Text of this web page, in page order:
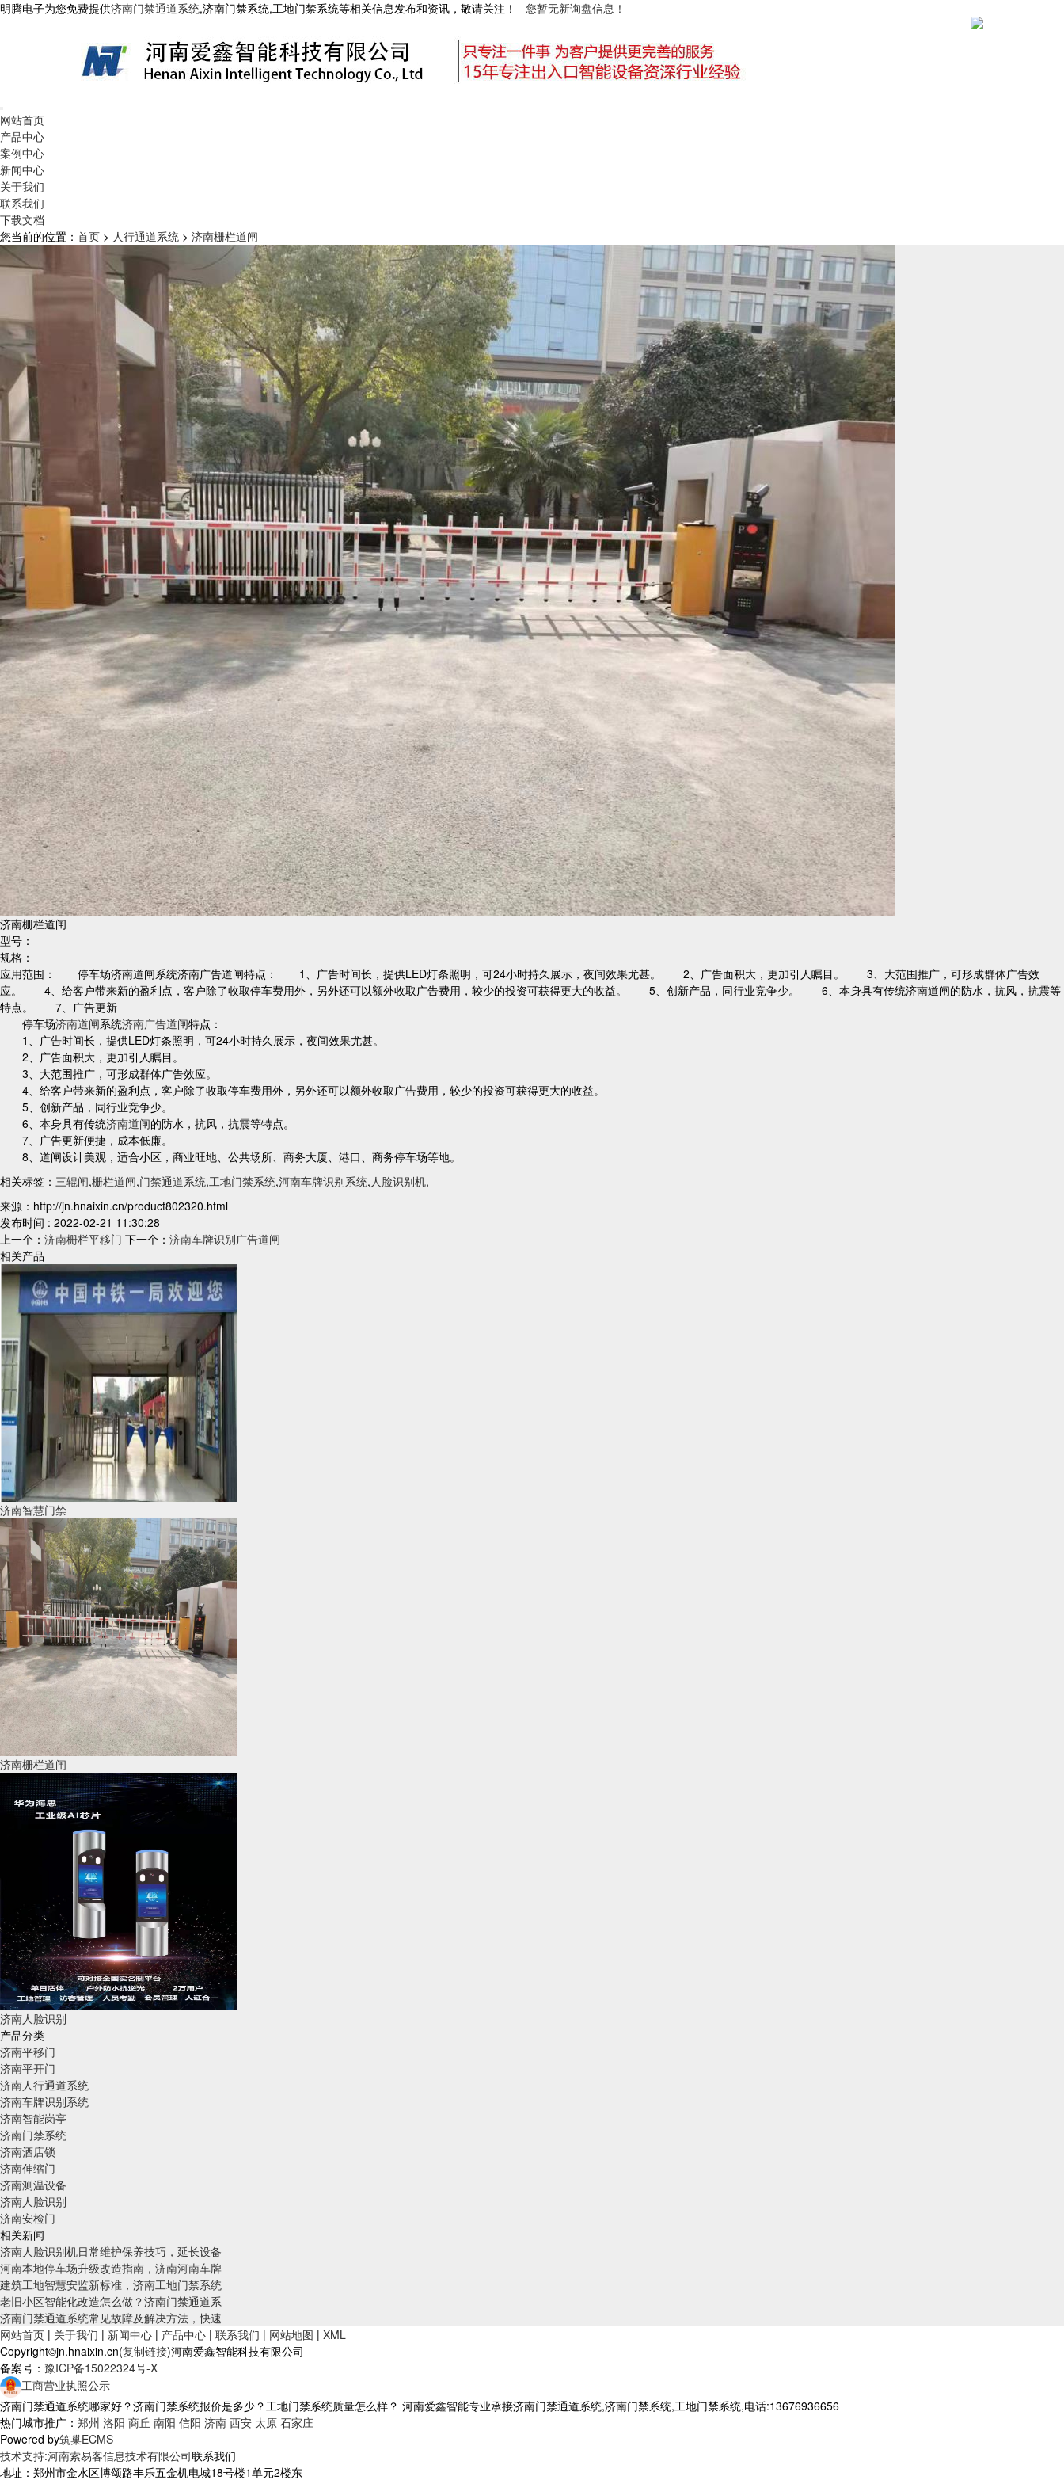
明腾电子为您免费提供济南门禁通道系统,济南门禁系统,工地门禁系统等相关信息发布和资讯，敬请关注！ 您暂无新询盘信息！
网站首页
产品中心
案例中心
新闻中心
关于我们
联系我们
下载文档
您当前的位置： 首页 > 人行通道系统 > 济南栅栏道闸
济南栅栏道闸
型号：
规格：
应用范围： 停车场济南道闸系统济南广告道闸特点： 1、广告时间长，提供LED灯条照明，可24小时持久展示，夜间效果尤甚。 2、广告面积大，更加引人瞩目。 3、大范围推广，可形成群体广告效
应。 4、给客户带来新的盈利点，客户除了收取停车费用外，另外还可以额外收取广告费用，较少的投资可获得更大的收益。 5、创新产品，同行业竞争少。 6、本身具有传统济南道闸的防水，抗风，抗震等
特点。 7、广告更新
停车场济南道闸系统济南广告道闸特点：
1、广告时间长，提供LED灯条照明，可24小时持久展示，夜间效果尤甚。
2、广告面积大，更加引人瞩目。
3、大范围推广，可形成群体广告效应。
4、给客户带来新的盈利点，客户除了收取停车费用外，另外还可以额外收取广告费用，较少的投资可获得更大的收益。
5、创新产品，同行业竞争少。
6、本身具有传统济南道闸的防水，抗风，抗震等特点。
7、广告更新便捷，成本低廉。
8、道闸设计美观，适合小区，商业旺地、公共场所、商务大厦、港口、商务停车场等地。
相关标签： 三辊闸,栅栏道闸,门禁通道系统,工地门禁系统,河南车牌识别系统,人脸识别机,
来源：http://jn.hnaixin.cn/product802320.html
发布时间 : 2022-02-21 11:30:28
上一个： 济南栅栏平移门 下一个： 济南车牌识别广告道闸
相关产品
济南智慧门禁
济南栅栏道闸
济南人脸识别
产品分类
济南平移门
济南平开门
济南人行通道系统
济南车牌识别系统
济南智能岗亭
济南门禁系统
济南酒店锁
济南伸缩门
济南测温设备
济南人脸识别
济南安检门
相关新闻
济南人脸识别机日常维护保养技巧，延长设备
河南本地停车场升级改造指南，济南河南车牌
建筑工地智慧安监新标准，济南工地门禁系统
老旧小区智能化改造怎么做？济南门禁通道系
济南门禁通道系统常见故障及解决方法，快速
网站首页 | 关于我们 | 新闻中心 | 产品中心 | 联系我们 | 网站地图 | XML
Copyright©jn.hnaixin.cn(复制链接)河南爱鑫智能科技有限公司
备案号： 豫ICP备15022324号-X
工商营业执照公示
济南门禁通道系统哪家好？济南门禁系统报价是多少？工地门禁系统质量怎么样？ 河南爱鑫智能专业承接济南门禁通道系统,济南门禁系统,工地门禁系统,电话:13676936656
热门城市推广： 郑州 洛阳 商丘 南阳 信阳 济南 西安 太原 石家庄
Powered by筑巢ECMS
技术支持:河南索易客信息技术有限公司联系我们
地址：郑州市金水区博颂路丰乐五金机电城18号楼1单元2楼东